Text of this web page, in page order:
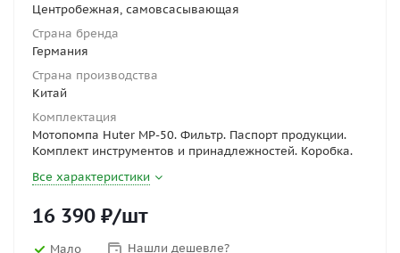
Центробежная, самовсасывающая
Страна бренда
Германия
Страна производства
Китай
Комплектация
Мотопомпа Huter MP-50. Фильтр. Паспорт продукции.
Комплект инструментов и принадлежностей. Коробка.
Все характеристики
16 390 ₽/шт
Мало Нашли дешевле?